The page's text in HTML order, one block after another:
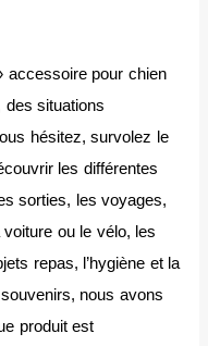
accessoire pour chien
situations
hésitez, survolez le
les différentes
sorties, les voyages,
ou le vélo, les
repas, l’hygiène et la
nous avons
produit est